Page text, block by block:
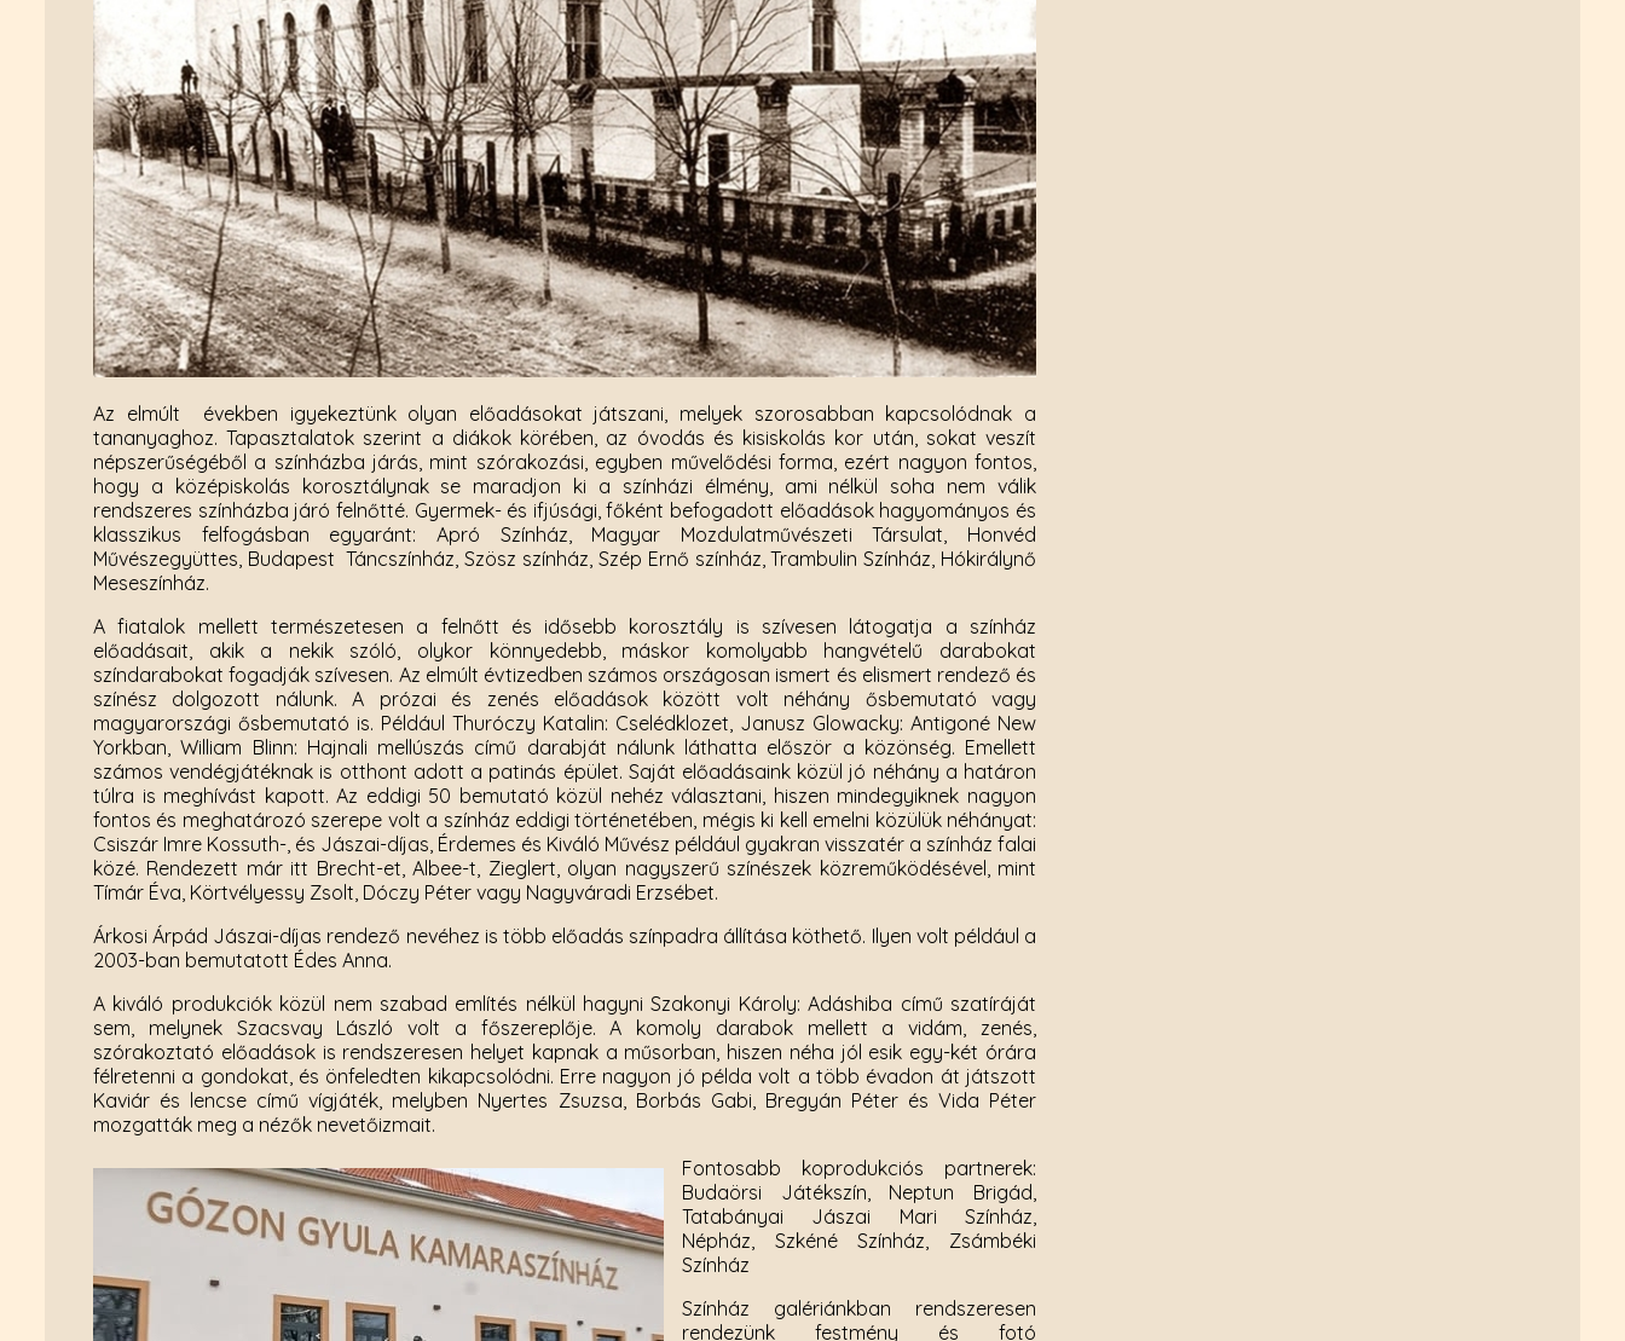
Az elmúlt években igyekeztünk olyan előadásokat játszani, melyek szorosabban kapcsolódnak a
tananyaghoz. Tapasztalatok szerint a diákok körében, az óvodás és kisiskolás kor után, sokat veszít
népszerűségéből a színházba járás, mint szórakozási, egyben művelődési forma, ezért nagyon fontos,
hogy a középiskolás korosztálynak se maradjon ki a színházi élmény, ami nélkül soha nem válik
rendszeres színházba járó felnőtté. Gyermek- és ifjúsági, főként befogadott előadások hagyományos és
klasszikus felfogásban egyaránt: Apró Színház, Magyar Mozdulatművészeti Társulat, Honvéd
Művészegyüttes, Budapest Táncszínház, Szösz színház, Szép Ernő színház, Trambulin Színház, Hókirálynő
Meseszínház.
A fiatalok mellett természetesen a felnőtt és idősebb korosztály is szívesen látogatja a színház
előadásait, akik a nekik szóló, olykor könnyedebb, máskor komolyabb hangvételű darabokat
színdarabokat fogadják szívesen. Az elmúlt évtizedben számos országosan ismert és elismert rendező és
színész dolgozott nálunk. A prózai és zenés előadások között volt néhány ősbemutató vagy
magyarországi ősbemutató is. Például Thuróczy Katalin: Cselédklozet, Janusz Glowacky: Antigoné New
Yorkban, William Blinn: Hajnali mellúszás című darabját nálunk láthatta először a közönség. Emellett
számos vendégjátéknak is otthont adott a patinás épület. Saját előadásaink közül jó néhány a határon
túlra is meghívást kapott. Az eddigi 50 bemutató közül nehéz választani, hiszen mindegyiknek nagyon
fontos és meghatározó szerepe volt a színház eddigi történetében, mégis ki kell emelni közülük néhányat:
Csiszár Imre Kossuth-, és Jászai-díjas, Érdemes és Kiváló Művész például gyakran visszatér a színház falai
közé. Rendezett már itt Brecht-et, Albee-t, Zieglert, olyan nagyszerű színészek közreműködésével, mint
Tímár Éva, Körtvélyessy Zsolt, Dóczy Péter vagy Nagyváradi Erzsébet.
Árkosi Árpád Jászai-díjas rendező nevéhez is több előadás színpadra állítása köthető. Ilyen volt például a
2003-ban bemutatott Édes Anna.
A kiváló produkciók közül nem szabad említés nélkül hagyni Szakonyi Károly: Adáshiba című szatíráját
sem, melynek Szacsvay László volt a főszereplője. A komoly darabok mellett a vidám, zenés,
szórakoztató előadások is rendszeresen helyet kapnak a műsorban, hiszen néha jól esik egy-két órára
félretenni a gondokat, és önfeledten kikapcsolódni. Erre nagyon jó példa volt a több évadon át játszott
Kaviár és lencse című vígjáték, melyben Nyertes Zsuzsa, Borbás Gabi, Bregyán Péter és Vida Péter
mozgatták meg a nézők nevetőizmait.
Fontosabb koprodukciós partnerek:
Budaörsi Játékszín, Neptun Brigád,
Tatabányai Jászai Mari Színház,
Népház, Szkéné Színház, Zsámbéki
Színház
Színház galériánkban rendszeresen
rendezünk festmény és fotó